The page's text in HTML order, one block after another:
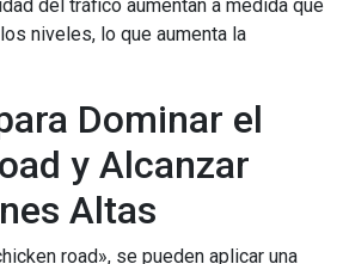
del tráfico aumentan a medida que
niveles, lo que aumenta la
Dominar el
y Alcanzar
Altas
road», se pueden aplicar una